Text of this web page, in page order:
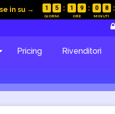
in su → 1 5 1 9 0 8
Pricing Rivenditori